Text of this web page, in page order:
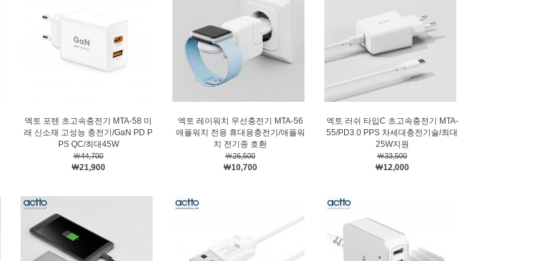
엑토 포텐 초고속충전기 MTA-58 미
래 신소재 고성능 충전기/GaN PD P
PS QC/최대45W
￦44,700
￦21,900
엑토 레이워치 무선충전기 MTA-56
애플워치 전용 휴대용충전기/애플워
치 전기종 호환
￦26,500
￦10,700
엑토 러쉬 타입C 초고속충전기 MTA-
55/PD3.0 PPS 차세대충전기술/최대
25W지원
￦33,500
￦12,000